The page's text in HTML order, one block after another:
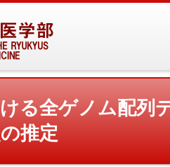
る全ゲノム配列
推定